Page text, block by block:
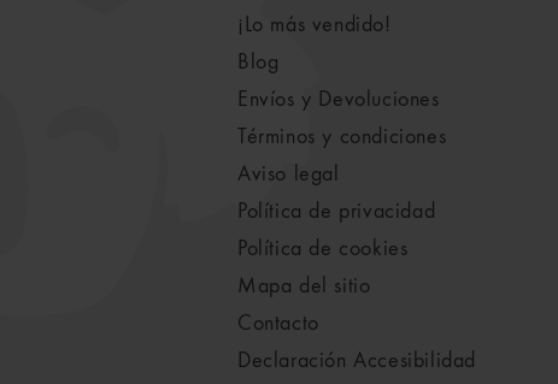
¡Lo más vendido!
Blog
Envíos y Devoluciones
Términos y condiciones
Aviso legal
Política de privacidad
Política de cookies
Mapa del sitio
Contacto
Declaración Accesibilidad